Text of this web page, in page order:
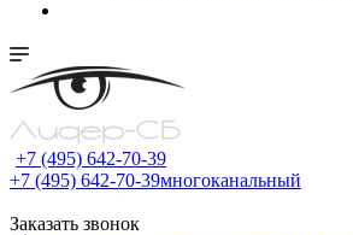
+7 (495) 642-70-39
+7 (495) 642-70-39многоканальный
Заказать звонок